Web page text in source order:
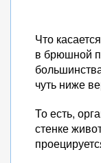
Что
в брюшной
чуть ниже
То есть,
стенке